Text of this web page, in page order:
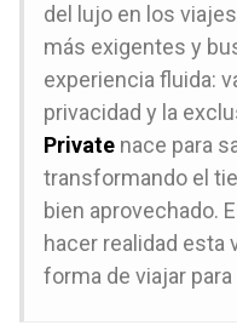
del lujo en los
más exigentes y
experiencia fluida:
privacidad y la
Private nace para
transformando el
bien aprovechado.
hacer realidad esta
forma de viajar